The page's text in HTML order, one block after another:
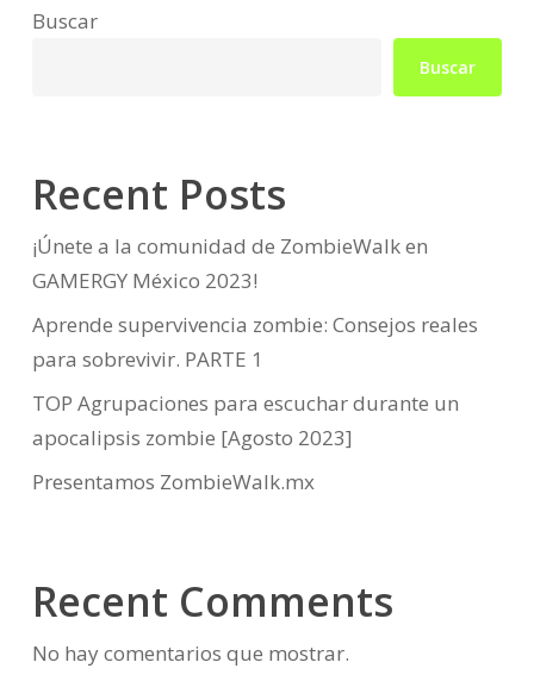
Buscar
Buscar
Recent Posts
¡Únete a la comunidad de ZombieWalk en
GAMERGY México 2023!
Aprende supervivencia zombie: Consejos reales
para sobrevivir. PARTE 1
TOP Agrupaciones para escuchar durante un
apocalipsis zombie [Agosto 2023]
Presentamos ZombieWalk.mx
Recent Comments
No hay comentarios que mostrar.